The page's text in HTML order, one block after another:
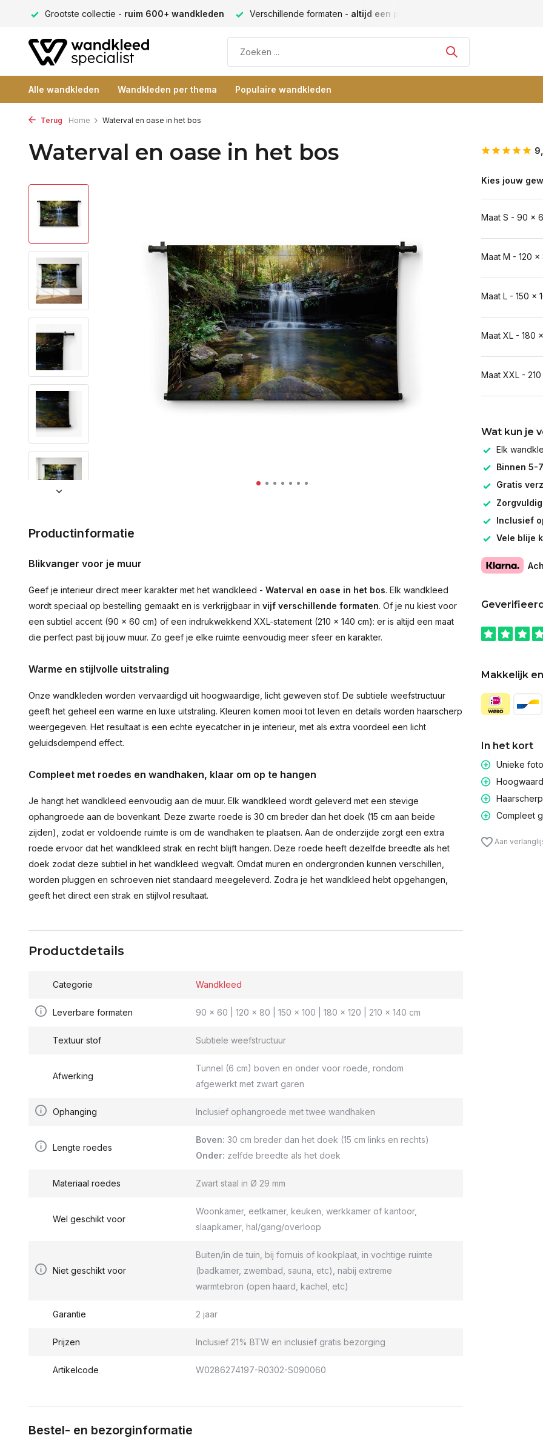
Grootste collectie - ruim 600+ wandkleden Verschillende formaten - altijd een passende maat
Alle wandkleden Wandkleden per thema Populaire wandkleden
Terug Home Waterval en oase in het bos
Waterval en oase in het bos
Productinformatie
Blikvanger voor je muur
Geef je interieur direct meer karakter met het wandkleed - Waterval en oase in het bos. Elk wandkleed
wordt speciaal op bestelling gemaakt en is verkrijgbaar in vijf verschillende formaten. Of je nu kiest voor
een subtiel accent (90 × 60 cm) of een indrukwekkend XXL-statement (210 × 140 cm): er is altijd een maat
die perfect past bij jouw muur. Zo geef je elke ruimte eenvoudig meer sfeer en karakter.
Warme en stijlvolle uitstraling
Onze wandkleden worden vervaardigd uit hoogwaardige, licht geweven stof. De subtiele weefstructuur
geeft het geheel een warme en luxe uitstraling. Kleuren komen mooi tot leven en details worden haarscherp
weergegeven. Het resultaat is een echte eyecatcher in je interieur, met als extra voordeel een licht
geluidsdempend effect.
Compleet met roedes en wandhaken, klaar om op te hangen
Je hangt het wandkleed eenvoudig aan de muur. Elk wandkleed wordt geleverd met een stevige
ophangroede aan de bovenkant. Deze zwarte roede is 30 cm breder dan het doek (15 cm aan beide
zijden), zodat er voldoende ruimte is om de wandhaken te plaatsen. Aan de onderzijde zorgt een extra
roede ervoor dat het wandkleed strak en recht blijft hangen. Deze roede heeft dezelfde breedte als het
doek zodat deze subtiel in het wandkleed wegvalt. Omdat muren en ondergronden kunnen verschillen,
worden pluggen en schroeven niet standaard meegeleverd. Zodra je het wandkleed hebt opgehangen,
geeft het direct een strak en stijlvol resultaat.
Productdetails
Categorie Wandkleed
Leverbare formaten 90 x 60 | 120 x 80 | 150 x 100 | 180 x 120 | 210 x 140 cm
Textuur stof Subtiele weefstructuur
Afwerking
Tunnel (6 cm) boven en onder voor roede, rondom
afgewerkt met zwart garen
Ophanging Inclusief ophangroede met twee wandhaken
Lengte roedes
Boven: 30 cm breder dan het doek (15 cm links en rechts)
Onder: zelfde breedte als het doek
Materiaal roedes Zwart staal in Ø 29 mm
Wel geschikt voor
Woonkamer, eetkamer, keuken, werkkamer of kantoor,
slaapkamer, hal/gang/overloop
Niet geschikt voor
Buiten/in de tuin, bij fornuis of kookplaat, in vochtige ruimte
(badkamer, zwembad, sauna, etc), nabij extreme
warmtebron (open haard, kachel, etc)
Garantie 2 jaar
Prijzen Inclusief 21% BTW en inclusief gratis bezorging
Artikelcode W0286274197-R0302-S090060
Bestel- en bezorginformatie
Kies jouw
Maat S - 90 x
Maat M - 120 x
Maat L - 150 x
Maat XL - 180
Maat XXL -
Wat kun je
Elk
Binnen 5-
Gratis
Inclusief
Vele blije
Makkelijk
In het kort
Unieke
Compleet
Aan